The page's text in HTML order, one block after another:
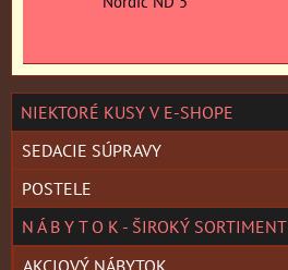
NIEKTORÉ KUSY V E-SHOPE
SEDACIE SÚPRAVY
POSTELE
N Á B Y T O K - ŠIROKÝ SORTIMENT